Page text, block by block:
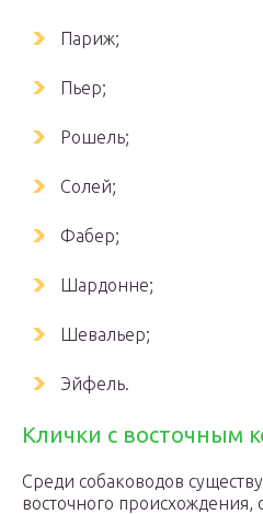
Париж;
Пьер;
Рошель;
Солей;
Фабер;
Шардонне;
Шевальер;
Эйфель.
Клички с восточным
Среди собаководов
восточного происхождения,